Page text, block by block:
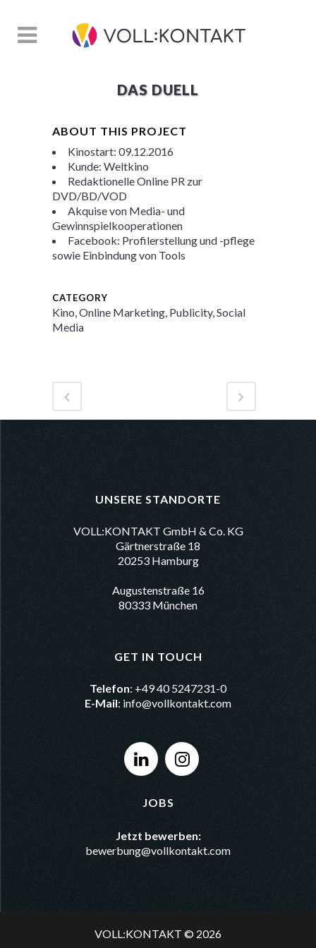
DAS DUELL
ABOUT THIS PROJECT
Kinostart: 09.12.2016
Kunde: Weltkino
Redaktionelle Online PR zur
DVD/BD/VOD
Akquise von Media- und
Gewinnspielkooperationen
Facebook: Profilerstellung und -pflege
sowie Einbindung von Tools
CATEGORY
Kino, Online Marketing, Publicity, Social
Media
UNSERE STANDORTE
VOLL:KONTAKT GmbH & Co. KG
Gärtnerstraße 18
20253 Hamburg
Augustenstraße 16
80333 München
GET IN TOUCH
Telefon: +49 40 5247231-0
E-Mail: info@vollkontakt.com
JOBS
Jetzt bewerben:
bewerbung@vollkontakt.com
VOLL:KONTAKT © 2026